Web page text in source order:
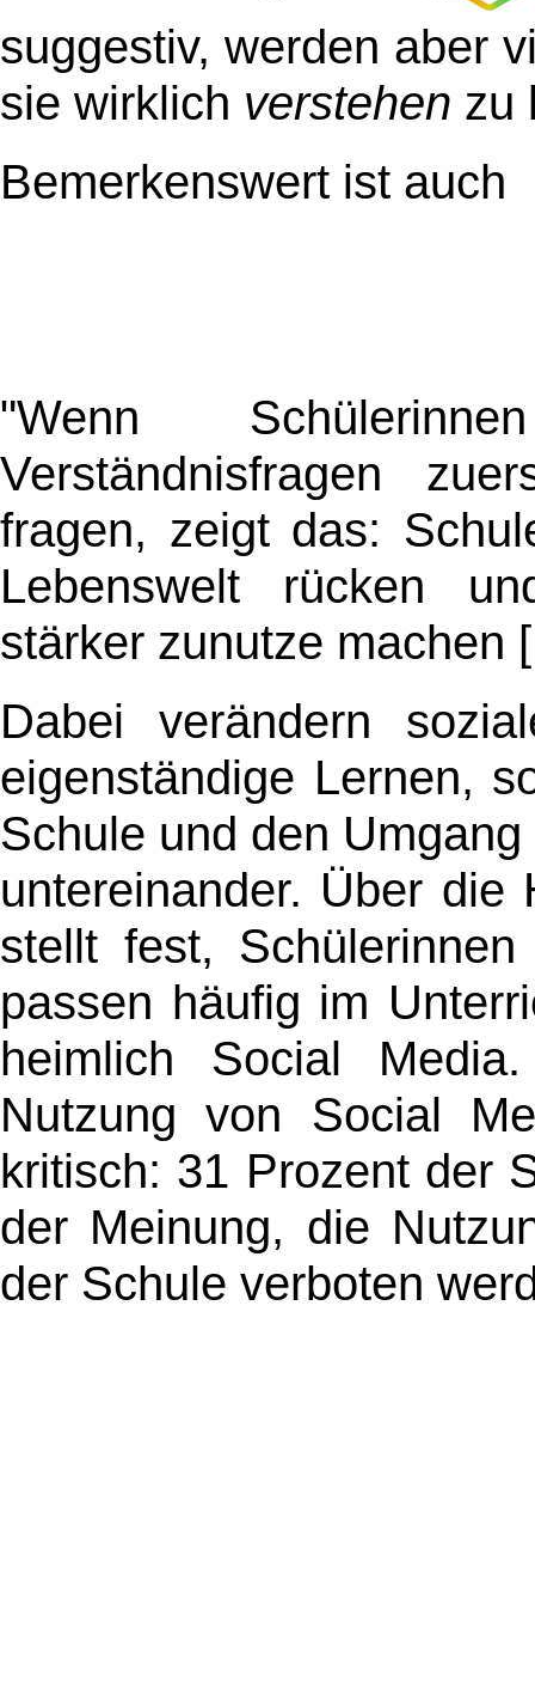
suggestiv, werden aber
sie wirklich verstehen zu
Bemerkenswert ist auch
"Wenn
Verständnisfragen
fragen, zeigt das:
Lebenswelt rücken
stärker zunutze machen
Dabei verändern
eigenständige Lernen,
Schule und den
untereinander. Über
stellt fest,
passen häufig im
heimlich Social
Nutzung von Social
kritisch: 31 Prozent der
der Meinung, die
der Schule verboten